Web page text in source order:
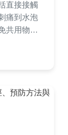
直接接觸
痛到水泡
共用物品
原因等疑